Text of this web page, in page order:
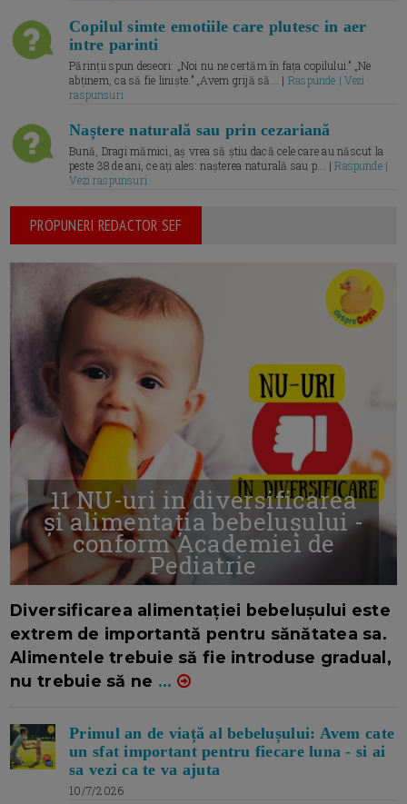
Copilul simte emotiile care plutesc in aer
intre parinti
Părinții spun deseori: „Noi nu ne certăm în fața copilului.” „Ne
abținem, ca să fie liniște.” „Avem grijă să... | Raspunde | Vezi
raspunsuri
Naștere naturală sau prin cezariană
Bună, Dragi mămici, aș vrea să știu dacă cele care au născut la
peste 38 de ani, ce ați ales: nașterea naturală sau p... |Raspunde |
Vezi raspunsuri
PROPUNERI REDACTOR SEF
11 NU-uri in diversificarea
și alimentația bebelușului -
conform Academiei de
Pediatrie
Diversificarea alimentației bebelușului este
extrem de importantă pentru sănătatea sa.
Alimentele trebuie să fie introduse gradual,
nu trebuie să ne ...
Primul an de viață al bebelușului: Avem cate
un sfat important pentru fiecare luna - si ai
sa vezi ca te va ajuta
10/7/2026